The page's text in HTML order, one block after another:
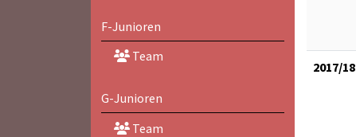
F-Junioren
Team
G-Junioren
Team
2017/18